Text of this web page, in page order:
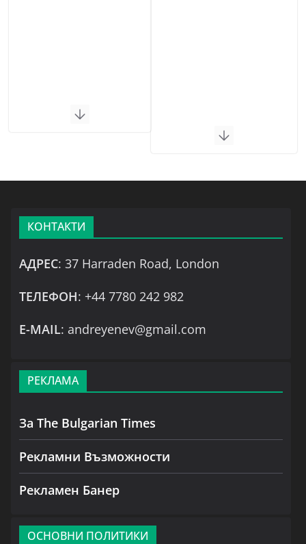
КОНТАКТИ
АДРЕС: 37 Harraden Road, London
ТЕЛЕФОН: +44 7780 242 982
Е-MAIL: andreyenev@gmail.com
РЕКЛАМА
За The Bulgarian Times
Рекламни Възможности
Рекламен Банер
ОСНОВНИ ПОЛИТИКИ